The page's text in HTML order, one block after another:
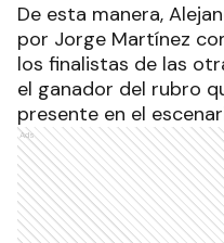
De esta manera,
por Jorge Martínez
los finalistas de las
el ganador del rubro
presente en el
Ads